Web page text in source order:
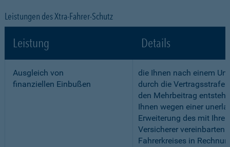
Leistungen des Xtra-Fahrer-Schutz
Leistung Details
Ausgleich von
finanziellen Einbußen
die Ihnen nach einem
durch die Vertragsstrafe
den Mehrbeitrag
Ihnen wegen einer
Erweiterung des mit
Versicherer vereinbarten
Fahrerkreises in